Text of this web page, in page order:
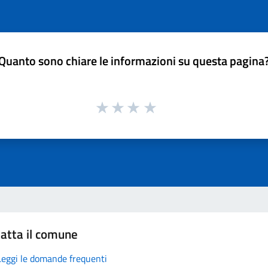
sono chiare le informazioni su questa
il comune
le domande frequenti